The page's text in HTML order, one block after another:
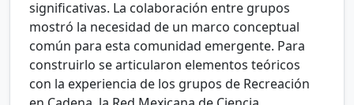
significativas. La colaboración entre grupos
mostró la necesidad de un marco conceptual
común para esta comunidad emergente. Para
construirlo se articularon elementos teóricos
con la experiencia de los grupos de Recreación